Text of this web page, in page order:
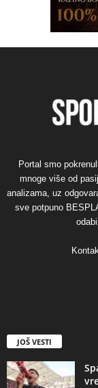
Portal smo
mnoge više od
analizama, uz
sve potpuno
JOŠ VESTI